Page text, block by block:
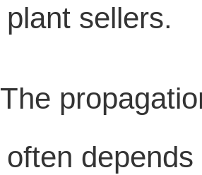
plant sellers.
The
often